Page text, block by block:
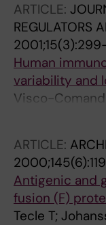
ARTICLE:
REGULATORS
Human
variability and
Visco-
ARTICLE:
Antigenic and
fusion (F)
Tecle T;